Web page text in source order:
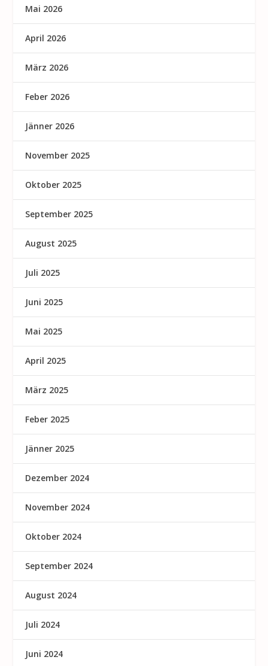
Mai 2026
April 2026
März 2026
Feber 2026
Jänner 2026
November 2025
Oktober 2025
September 2025
August 2025
Juli 2025
Juni 2025
Mai 2025
April 2025
März 2025
Feber 2025
Jänner 2025
Dezember 2024
November 2024
Oktober 2024
September 2024
August 2024
Juli 2024
Juni 2024